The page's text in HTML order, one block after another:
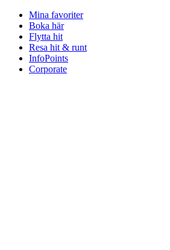
Mina favoriter
Boka här
Flytta hit
Resa hit & runt
InfoPoints
Corporate